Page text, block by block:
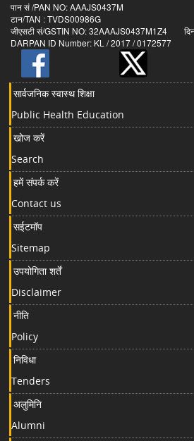
पान सं /PAN NO: AAAJS0437M
टान/TAN : TVDS00986G
जीएसटी सं/GSTIN NO: 32AAAJS0437M1Z4
DARPAN ID Number: KL / 2017 / 0172577
सार्वजनिक स्वास्थ शिक्षा
Public Health Education
खोज करें
Search
हमें संपर्क करें
Contact us
सईटमॉप
Sitemap
उपयोगिता शर्तें
Disclaimer
नीति
Policy
निविधा
Tenders
अलुमिनि
Alumni